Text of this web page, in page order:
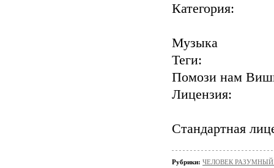
Категория:
Музыка
Теги:
Помози нам
Лицензия:
Стандартная
Рубрики: ЧЕЛОВЕК РАЗУМНЫЙ: